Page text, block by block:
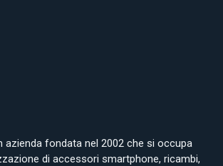
azienda fondata nel 2002 che si occupa
di accessori smartphone, ricambi,